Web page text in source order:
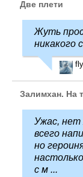
Две плети
Жуть
никакого
Залимхан. На
Ужас, нет
всего
но
с м ...